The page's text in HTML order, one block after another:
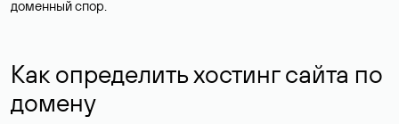
доменный спор.
Как определить хостинг сайта по
домену